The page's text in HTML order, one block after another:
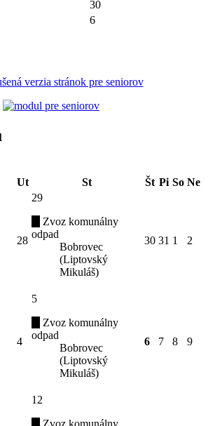
30
6
verzia stránok pre seniorov
Ut St Št Pi So Ne
28
29
Zvoz komunálny
odpad
Bobrovec
(Liptovský
Mikuláš)
30 31 1 2
4
5
Zvoz komunálny
odpad
Bobrovec
(Liptovský
Mikuláš)
6 7 8 9
12
Zvoz komunálny